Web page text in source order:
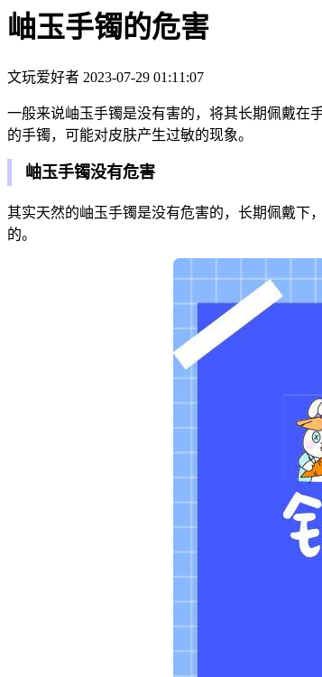
岫玉手镯的危害
文玩爱好者 2023-07-29 01:11:07
一般来说岫玉手镯是没有害的，将其长期佩戴在
的手镯，可能对皮肤产生过敏的现象。
岫玉手镯没有危害
其实天然的岫玉手镯是没有危害的，长期佩戴下
的。